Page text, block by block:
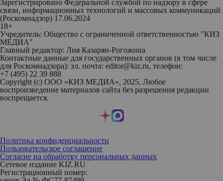
Зарегистрировано Федеральной службой по надзору в сфере
связи, информационных технологий и массовых коммуникаций
(Роскомнадзор) 17.06.2024
18+
Учредитель: Общество с ограниченной ответственностью "КИЗ
МЕДИА"
Главный редактор: Лия Казарян-Рогожина
Контактные данные для государственных органов (в том числе
для Роскомнадзора): эл. почта: editor@kiz.ru, телефон:
+7 (495) 22 39 888
Copyright (с) ООО «КИЗ МЕДИА», 2025. Любое
воспроизведение материалов сайта без разрешения редакции
воспрещается.
Политика конфиденциальности
Пользовательское соглашение
Согласие на обработку персональных данных
Сетевое издание KIZ.RU
Регистрационный номер: